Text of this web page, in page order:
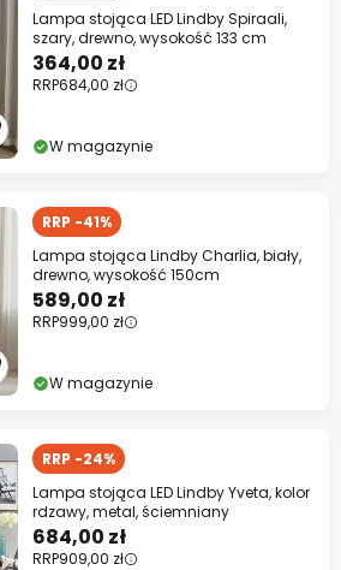
Lampa stojąca LED Lindby Spiraali,
szary, drewno, wysokość 133 cm
364,00 zł
RRP684,00 zł
W magazynie
RRP -41%
Lampa stojąca Lindby Charlia, biały,
drewno, wysokość 150cm
589,00 zł
RRP999,00 zł
W magazynie
RRP -24%
Lampa stojąca LED Lindby Yveta, kolor
rdzawy, metal, ściemniany
684,00 zł
RRP909,00 zł